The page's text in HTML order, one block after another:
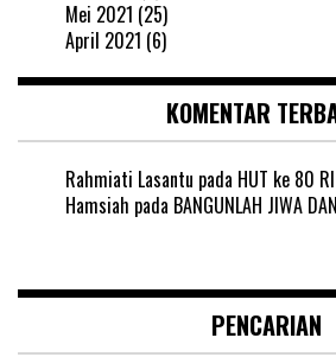
Mei 2021 (25)
April 2021 (6)
KOMENTAR
Rahmiati Lasantu pada HUT ke 80 RI
Hamsiah pada BANGUNLAH JIWA
PENCARIAN